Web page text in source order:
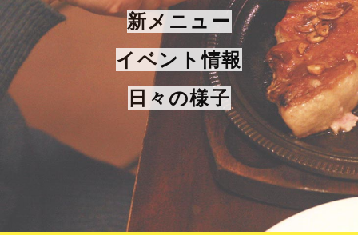
新メニュー
イベント情報
日々の様子